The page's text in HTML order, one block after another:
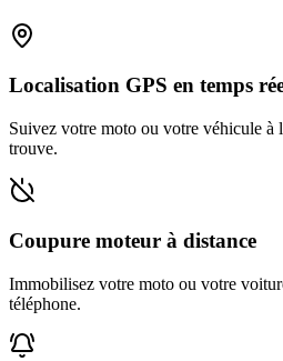
Localisation GPS en temps
Suivez votre moto ou votre véhicule à
trouve.
Coupure moteur à distance
Immobilisez votre moto ou votre
téléphone.